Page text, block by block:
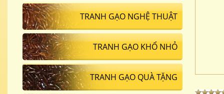
TRANH GẠO NGHỆ THUẬT
TRANH GẠO KHỔ NHỎ
TRANH GẠO QUÀ TẶNG